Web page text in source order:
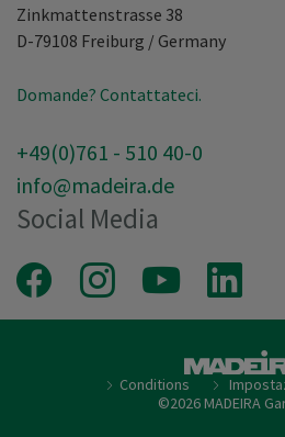
Zinkmattenstrasse 38
D-79108 Freiburg / Germany
Domande? Contattateci.
+49(0)761 - 510 40-0
info@madeira.de
Social Media
Facebook Instagram Youtube
Conditions
©2026 MADEIRA